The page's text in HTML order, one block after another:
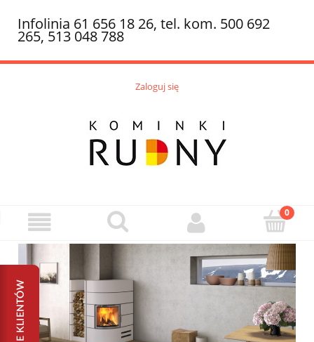
Infolinia 61 656 18 26, tel. kom. 500 692
265, 513 048 788
Zaloguj się